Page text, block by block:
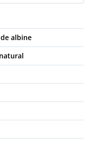
albine